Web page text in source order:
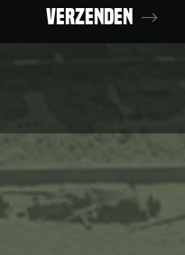
Verzenden